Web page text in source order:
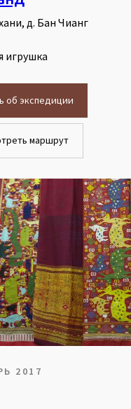
д. Бан Чианг
игрушка
об экспедиции
маршрут
2017